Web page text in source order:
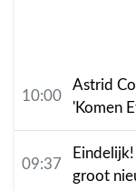
10:00
Astrid
'Komen
09:37
groot